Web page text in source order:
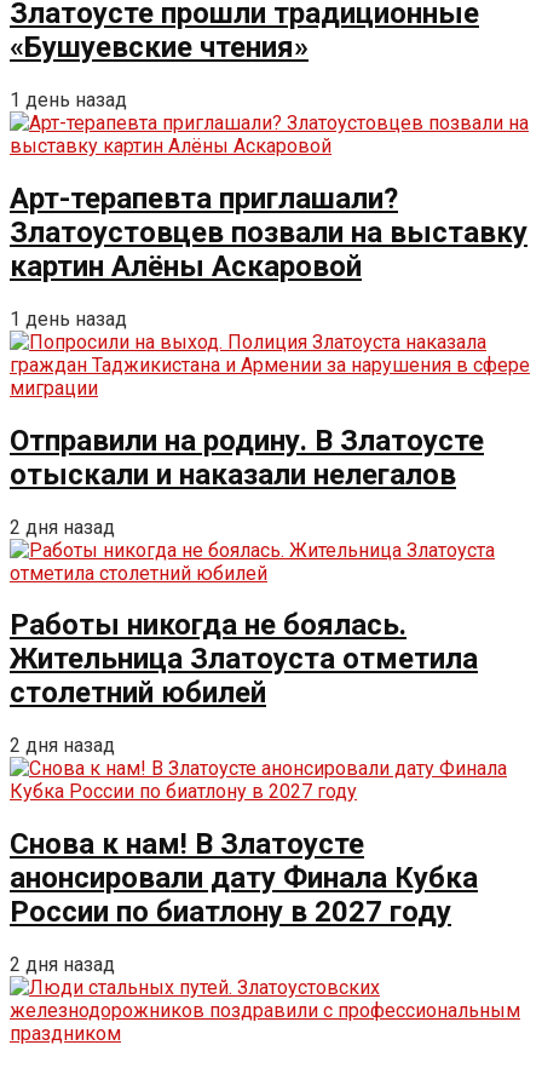
Златоусте прошли традиционные
«Бушуевские чтения»
1 день назад
Арт-терапевта приглашали?
Златоустовцев позвали на выставку
картин Алёны Аскаровой
1 день назад
Отправили на родину. В Златоусте
отыскали и наказали нелегалов
2 дня назад
Работы никогда не боялась.
Жительница Златоуста отметила
столетний юбилей
2 дня назад
Снова к нам! В Златоусте
анонсировали дату Финала Кубка
России по биатлону в 2027 году
2 дня назад